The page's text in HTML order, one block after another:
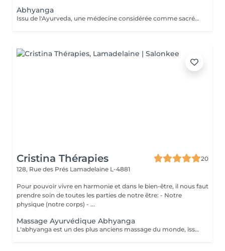
Abhyanga
Issu de l'Ayurveda, une médecine considérée comme sacrée en Inde, le massage Abhyanga, pratiqué à l'huile de sésame Bio, agit sur l'énergie vitale. Il permet de réharmoniser et revitaliser le corps tout en apaisant l'esprit. Un excellent moyen pour retrouveréquilibre et sérénité.
Cristina Thérapies
20
128, Rue des Prés Lamadelaine L-4881
Pour pouvoir vivre en harmonie et dans le bien-être, il nous faut
prendre soin de toutes les parties de notre être: - Notre
physique (notre corps) - ...
Massage Ayurvédique Abhyanga
L'abhyanga est un des plus anciens massage du monde, issus d'une sagesse indienne de plus de 5000 ans et de sa médecine, l'Ayurveda. Douceur, pressions ciblées et étirements vous invitent au lâcher prise totale. Le massage abhyanga signifie littéralement, massage à l'huile de tout le corps (y compris le cuir chevelu et le visage). C'est nourrissant, cela apaise vos doshas, donne de l'énergie, de l'endurance, du plaisir et du sommeil. La malaxation de la peau augmente sa longévité et nourrit toutes les parties du corps. Augmente la circulation en particulier nerveuse. Le patient est recouvert d'un drap qui sert à découvrir au fur et à mesure les parties à masser. Chaque massage est individualisé selon la prédominance des "doshas" et des déséquilibres du client. Après un massage ayurvédique, on ressent généralement une profonde sensation de détente et de légèreté, accompagnée d'un bien-être global tant physique que mental, grâce à la libération des tensions musculaires, la stimulation de la circulation et l'harmonisation des énergies. Le massage ayurvédique se pratique avec de l'huile, sauf exceptions liées à vos besoins spécifiques, il n'est donc pas nécessaire de porter une tenue particulière. Cependant, il faut prévoir simplement des sous-vêtements confortables et que vous ne craignez pas de tacher avec de l'huile. Prestation proposée uniquement aux dames. Réservation par téléphone au 00352 691 730 824. Paiement sur place en espèces.